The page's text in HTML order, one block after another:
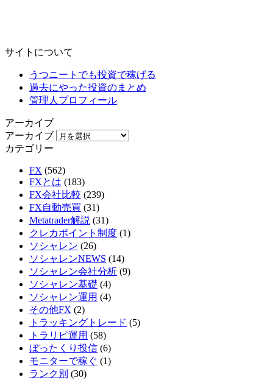
サイトについて
うつニートでも投資で稼げる
過去にやった投資のまとめ
管理人プロフィール
アーカイブ
アーカイブ
カテゴリー
FX (562)
FXとは (183)
FX会社比較 (239)
FX自動売買 (31)
Metatrader解説 (31)
クレカポイント制度 (1)
ソシャレン (26)
ソシャレンNEWS (14)
ソシャレン会社分析 (9)
ソシャレン基礎 (4)
ソシャレン運用 (4)
その他FX (2)
トラッキングトレード (5)
トラリピ運用 (58)
ぼったくり投信 (6)
モニターで稼ぐ (1)
ランク別 (30)